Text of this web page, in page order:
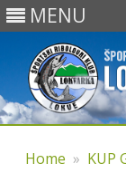
MENU
Home » KUP